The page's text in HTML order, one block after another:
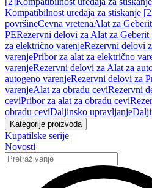
Kompatibilnost uređaja za stiskanje
površineCevna vretenaAlat za
PERezervni delovi za Alat za
za električno varenjeRezervni delovi
varenjePribor za alat za električno
varenjeRezervni delovi za Alat za
autogeno varenjeRezervni delovi za
varenjeAlat za obradu ceviRezervni
ceviPribor za alat za obradu cevi
obradu ceviDaljinsko upravljanje
Kategorije proizvoda
Kupatilske serije
Novosti